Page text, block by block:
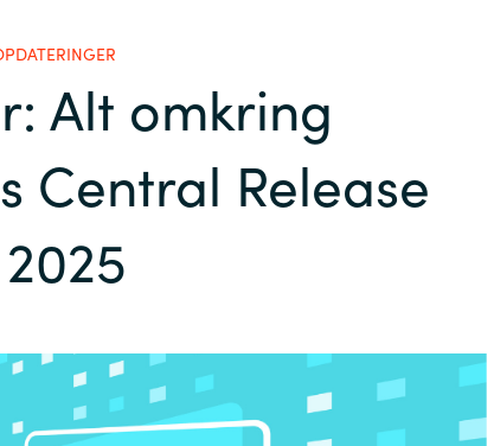
Africa
Bulgaria
India
Alt omkring
Central Release